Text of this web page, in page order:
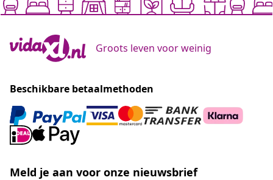
Groots leven voor weinig
Beschikbare betaalmethoden
Meld je aan voor onze nieuwsbrief